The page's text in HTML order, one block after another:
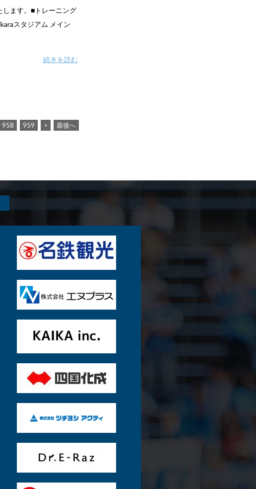
します。■トレーニング
スタジアム メイン
続きを読む
958 959 > 最後へ